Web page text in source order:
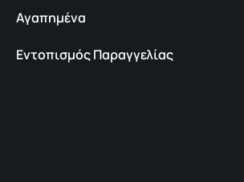
Αγαπημένα
Εντοπισμός Παραγγελίας